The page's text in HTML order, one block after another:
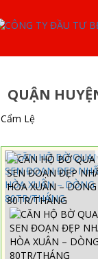
QUẬN
Cẩm Lệ